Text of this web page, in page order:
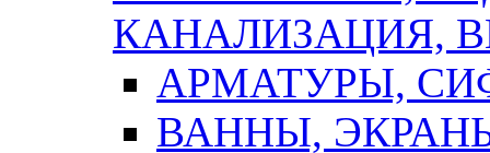
КАНАЛИЗАЦИЯ,
АРМАТУРЫ,
ВАННЫ,